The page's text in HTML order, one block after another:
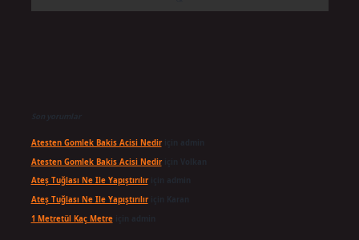
Son yorumlar
Atesten Gomlek Bakis Acisi Nediriçin
Atesten Gomlek Bakis Acisi Nediriçin
Ateş Tuğlası Ne Ile Yapıştırılıriçin
Ateş Tuğlası Ne Ile Yapıştırılıriçin
1 Metretül Kaç Metreiçin